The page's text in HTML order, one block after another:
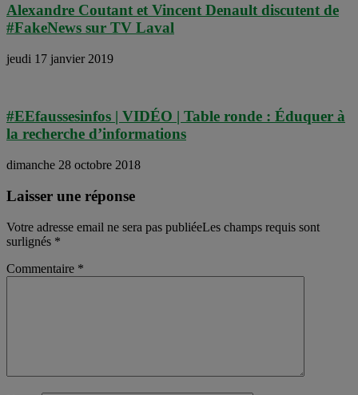
Alexandre Coutant et Vincent Denault discutent de
#FakeNews sur TV Laval
jeudi 17 janvier 2019
#EEfaussesinfos | VIDÉO | Table ronde : Éduquer à
la recherche d’informations
dimanche 28 octobre 2018
Laisser une réponse
Votre adresse email ne sera pas publiéeLes champs requis sont
surlignés *
Commentaire *